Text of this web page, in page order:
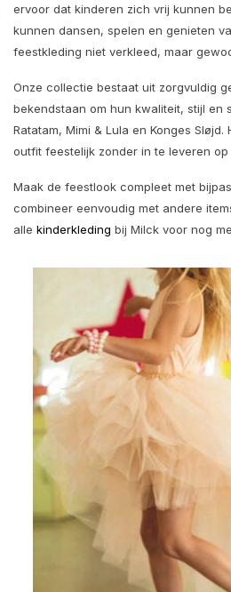
ervoor dat kinderen zich vrij kunnen
kunnen dansen, spelen en genieten
feestkleding niet verkleed, maar
Onze collectie bestaat uit zorgvuldig
bekendstaan om hun kwaliteit, stijl en
Ratatam, Mimi & Lula en Konges Sløjd.
outfit feestelijk zonder in te leveren op
Maak de feestlook compleet met
combineer eenvoudig met andere
alle kinderkleding bij Milck voor nog